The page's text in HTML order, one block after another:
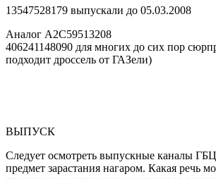
13547528179 выпускали до 05.03.2008
Аналог A2C59513208
406241148090 для многих до сих пор
подходит дроссель от ГАЗели)
ВЫПУСК
Следует осмотреть выпускные каналы
предмет зарастания нагаром. Какая речь